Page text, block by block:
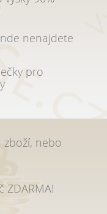
nenajdete
pro
zboží, nebo
ZDARMA!